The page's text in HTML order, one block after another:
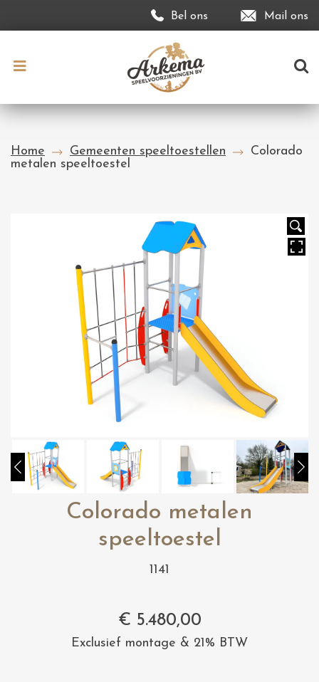
Bel ons Mail ons
Home Gemeenten speeltoestellen
Colorado
metalen speeltoestel
Colorado metalen
speeltoestel
1141
€ 5.480,00
Exclusief montage & 21% BTW